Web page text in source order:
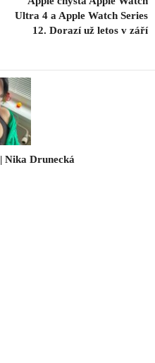
Ultra 4 a Apple Watch Series
12. Dorazí už letos v září
Nika Drunecká